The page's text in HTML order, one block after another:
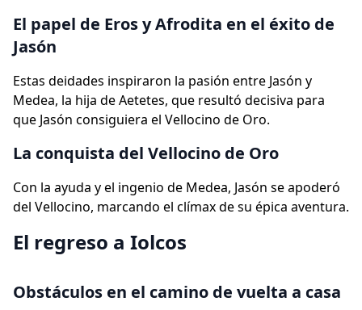
El papel de Eros y Afrodita en el éxito de
Jasón
Estas deidades inspiraron la pasión entre Jasón y
Medea, la hija de Aetetes, que resultó decisiva para
que Jasón consiguiera el Vellocino de Oro.
La conquista del Vellocino de Oro
Con la ayuda y el ingenio de Medea, Jasón se apoderó
del Vellocino, marcando el clímax de su épica aventura.
El regreso a Iolcos
Obstáculos en el camino de vuelta a casa